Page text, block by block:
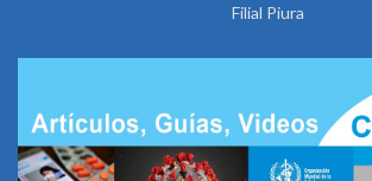
Filial Piura